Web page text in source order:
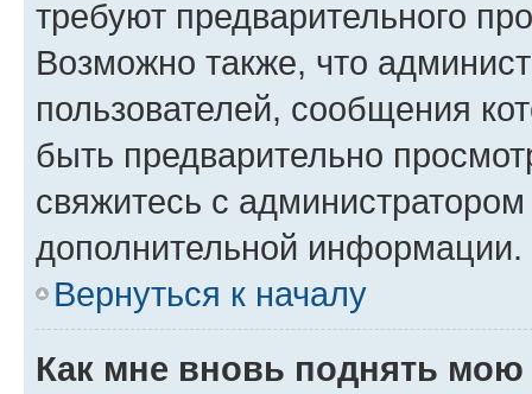
требуют предварительного
Возможно также, что
пользователей, сообщения
быть предварительно
свяжитесь с
дополнительной информации.
Вернуться к началу
Как мне вновь поднять мою